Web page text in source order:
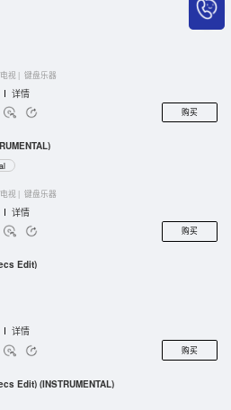
视 | 键盘乐器
I 详情
购买
视 | 键盘乐器
I 详情
购买
Edit)
I 详情
购买
Edit) (INSTRUMENTAL)